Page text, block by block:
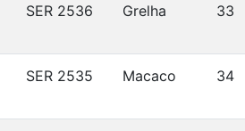
SER 2536 Grelha 33
SER 2535 Macaco 34